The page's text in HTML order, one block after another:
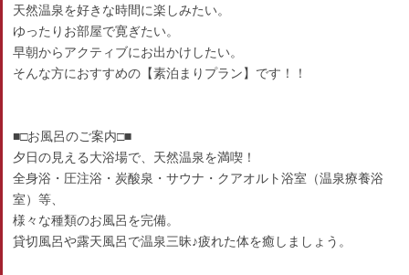
天然温泉を好きな時間に楽しみたい。
ゆったりお部屋で寛ぎたい。
早朝からアクティブにお出かけしたい。
そんな方におすすめの【素泊まりプラン】です！！
■□お風呂のご案内□■
夕日の見える大浴場で、天然温泉を満喫！
全身浴・圧注浴・炭酸泉・サウナ・クアオルト浴室（温泉療養浴
室）等、
様々な種類のお風呂を完備。
貸切風呂や露天風呂で温泉三昧♪疲れた体を癒しましょう。